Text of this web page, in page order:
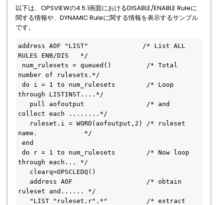
以下は、OPSVIEWの4.5.1画面におけるDISABLE/ENABLE Ruleに
関する情報や、DYNAMIC Ruleに関する情報を表示するサンプル
です。
address AOF "LIST"              /* List ALL
RULES ENB/DIS   */
num_rulesets = queued()         /* Total
number of rulesets.*/
do i = 1 to num_rulesets        /* Loop
through LISTINST....*/
pull aofoutput                /* and
collect each ........*/
ruleset.i = WORD(aofoutput,2) /* ruleset
name.            */
end
do r = 1 to num_rulesets        /* Now loop
through each... */
clearq=OPSCLEDQ()
address AOF                   /* obtain
ruleset and...... */
"LIST "ruleset.r".*"          /* extract